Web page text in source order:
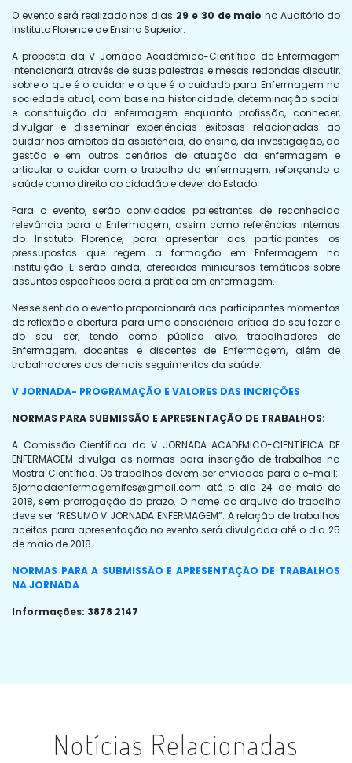
O evento será realizado nos dias 29 e 30 de maio no Auditório do
Instituto Florence de Ensino Superior.
A proposta da V Jornada Acadêmico-Científica de Enfermagem
intencionará através de suas palestras e mesas redondas discutir,
sobre o que é o cuidar e o que é o cuidado para Enfermagem na
sociedade atual, com base na historicidade, determinação social
e constituição da enfermagem enquanto profissão, conhecer,
divulgar e disseminar experiências exitosas relacionadas ao
cuidar nos âmbitos da assistência, do ensino, da investigação, da
gestão e em outros cenários de atuação da enfermagem e
articular o cuidar com o trabalho da enfermagem, reforçando a
saúde como direito do cidadão e dever do Estado.
Para o evento, serão convidados palestrantes de reconhecida
relevância para a Enfermagem, assim como referências internas
do Instituto Florence, para apresentar aos participantes os
pressupostos que regem a formação em Enfermagem na
instituição. E serão ainda, oferecidos minicursos temáticos sobre
assuntos específicos para a prática em enfermagem.
Nesse sentido o evento proporcionará aos participantes momentos
de reflexão e abertura para uma consciência crítica do seu fazer e
do seu ser, tendo como público alvo, trabalhadores de
Enfermagem, docentes e discentes de Enfermagem, além de
trabalhadores dos demais seguimentos da saúde.
V JORNADA- PROGRAMAÇÃO E VALORES DAS INCRIÇÕES
NORMAS PARA SUBMISSÃO E APRESENTAÇÃO DE TRABALHOS:
A Comissão Científica da V JORNADA ACADÊMICO-CIENTÍFICA DE
ENFERMAGEM divulga as normas para inscrição de trabalhos na
Mostra Científica. Os trabalhos devem ser enviados para o e-mail:
5jornadaenfermagemifes@gmail.com até o dia 24 de maio de
2018, sem prorrogação do prazo. O nome do arquivo do trabalho
deve ser “RESUMO V JORNADA ENFERMAGEM”. A relação de trabalhos
aceitos para apresentação no evento será divulgada até o dia 25
de maio de 2018.
NORMAS PARA A SUBMISSÃO E APRESENTAÇÃO DE TRABALHOS
NA JORNADA
Informações: 3878 2147
Notícias Relacionadas